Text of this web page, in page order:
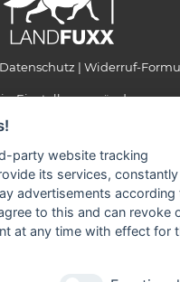
Datenschutz Widerruf-
Einstellungen ändern
Grund 22-24
29633 Munster
+49 5192 887903
+49 5192 887905
party website tracking
its services, constantly
advertisements according
to this and can revoke
at any time with effect for